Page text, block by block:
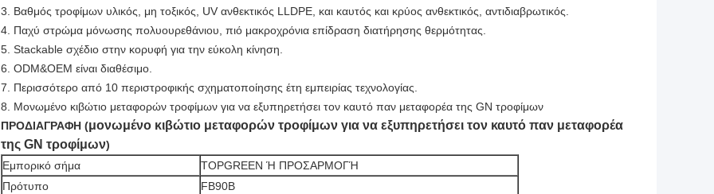
3. Βαθμός τροφίμων υλικός, μη τοξικός, UV ανθεκτικός LLDPE, και καυτός και κρύος ανθεκτικός, αντιδιαβρωτικός.
4. Παχύ στρώμα μόνωσης πολυουρεθάνιου, πιό μακροχρόνια επίδραση διατήρησης θερμότητας.
5. Stackable σχέδιο στην κορυφή για την εύκολη κίνηση.
6. ODM&OEM είναι διαθέσιμο.
7. Περισσότερο από 10 περιστροφικής σχηματοποίησης έτη εμπειρίας τεχνολογίας.
8. Μονωμένο κιβώτιο μεταφορών τροφίμων για να εξυπηρετήσει τον καυτό παν μεταφορέα της GN τροφίμων
ΠΡΟΔΙΑΓΡΑΦΗ (μονωμένο κιβώτιο μεταφορών τροφίμων για να εξυπηρετήσει τον καυτό παν μεταφορέα
της GN τροφίμων)
Εμπορικό σήμα
TOPGREEN Ή ΠΡΟΣΑΡΜΟΓΉ
Πρότυπο
FB90B